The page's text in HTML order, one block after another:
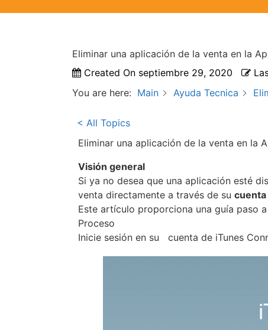
Eliminar una aplicación de la venta en la
Created On septiembre 29, 2020
You are here: Main Ayuda Tecnica
< All Topics
Eliminar una aplicación de la venta en la
Visión general
Si ya no desea que una aplicación esté
venta directamente a través de su
Este artículo proporciona una guía paso
Proceso
Inicie sesión en su cuenta de iTunes